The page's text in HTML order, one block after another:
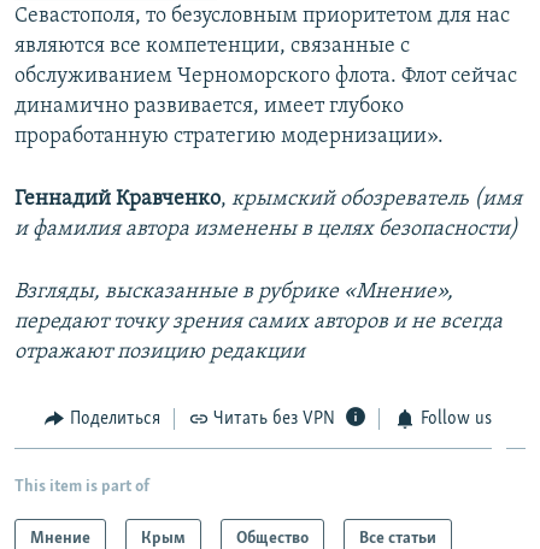
Севастополя, то безусловным приоритетом для нас
являются все компетенции, связанные с
обслуживанием Черноморского флота. Флот сейчас
динамично развивается, имеет глубоко
проработанную стратегию модернизации».
Геннадий Кравченко, крымский обозреватель (имя
и фамилия автора изменены в целях безопасности)
Взгляды, высказанные в рубрике «Мнение»,
передают точку зрения самих авторов и не всегда
отражают позицию редакции
Поделиться Читать без VPN Follow us
This item is part of
Мнение Крым Общество Все статьи